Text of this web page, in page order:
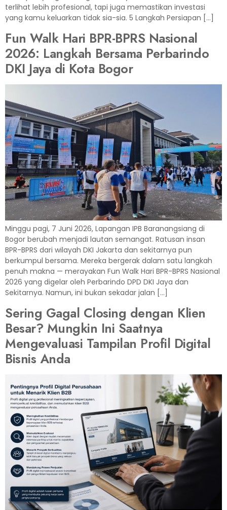
terlihat lebih profesional, tapi juga memastikan investasi
yang kamu keluarkan tidak sia-sia. 5 Langkah Persiapan […]
Fun Walk Hari BPR-BPRS Nasional
2026: Langkah Bersama Perbarindo
DKI Jaya di Kota Bogor
Minggu pagi, 7 Juni 2026, Lapangan IPB Baranangsiang di
Bogor berubah menjadi lautan semangat. Ratusan insan
BPR-BPRS dari wilayah DKI Jakarta dan sekitarnya pun
berkumpul bersama. Mereka bergerak dalam satu langkah
penuh makna — merayakan Fun Walk Hari BPR-BPRS Nasional
2026 yang digelar oleh Perbarindo DPD DKI Jaya dan
Sekitarnya. Namun, ini bukan sekadar jalan […]
Sering Gagal Closing dengan Klien
Besar? Mungkin Ini Saatnya
Mengevaluasi Tampilan Profil Digital
Bisnis Anda